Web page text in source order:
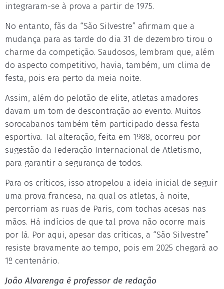
integraram-se à prova a partir de 1975.
No entanto, fãs da “São Silvestre” afirmam que a
mudança para as tarde do dia 31 de dezembro tirou o
charme da competição. Saudosos, lembram que, além
do aspecto competitivo, havia, também, um clima de
festa, pois era perto da meia noite.
Assim, além do pelotão de elite, atletas amadores
davam um tom de descontração ao evento. Muitos
sorocabanos também têm participado dessa festa
esportiva. Tal alteração, feita em 1988, ocorreu por
sugestão da Federação Internacional de Atletismo,
para garantir a segurança de todos.
Para os críticos, isso atropelou a ideia inicial de seguir
uma prova francesa, na qual os atletas, à noite,
percorriam as ruas de Paris, com tochas acesas nas
mãos. Há indícios de que tal prova não ocorre mais
por lá. Por aqui, apesar das críticas, a “São Silvestre”
resiste bravamente ao tempo, pois em 2025 chegará ao
1º centenário.
João Alvarenga é professor de redação